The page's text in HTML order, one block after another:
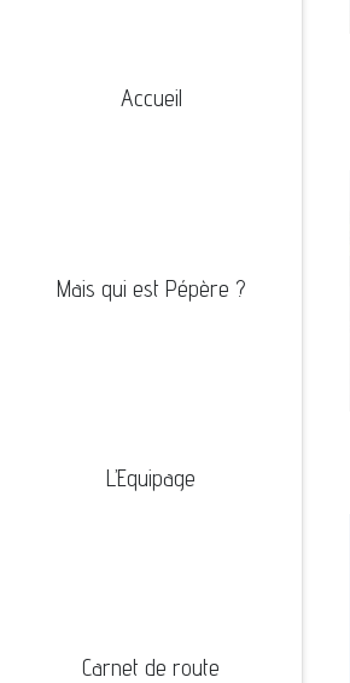
Accueil
Mais qui est Pépère ?
L’Equipage
Carnet de route